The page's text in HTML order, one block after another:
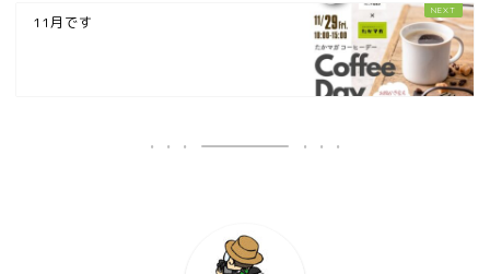
11月です